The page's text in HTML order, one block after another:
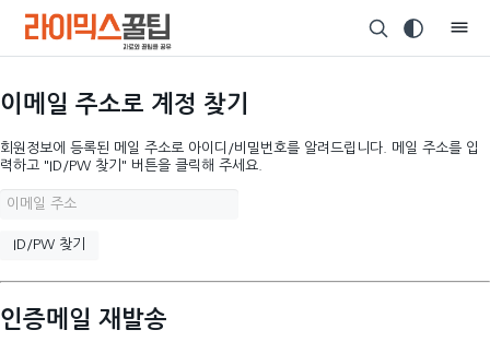
이메일 주소로 계정 찾기
회원정보에 등록된 메일 주소로 아이디/비밀번호를 알려드립니다. 메일 주소를 입
력하고 "ID/PW 찾기" 버튼을 클릭해 주세요.
인증메일 재발송